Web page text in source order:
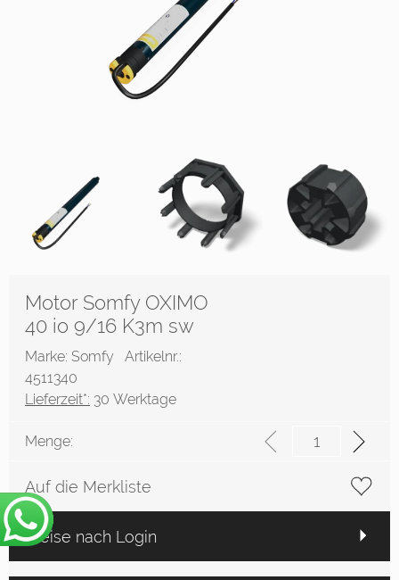
Motor Somfy OXIMO
40 io 9/16 K3m sw
Marke: Somfy Artikelnr.:
4511340
Lieferzeit*: 30 Werktage
Menge:
Auf die Merkliste
Preise nach Login